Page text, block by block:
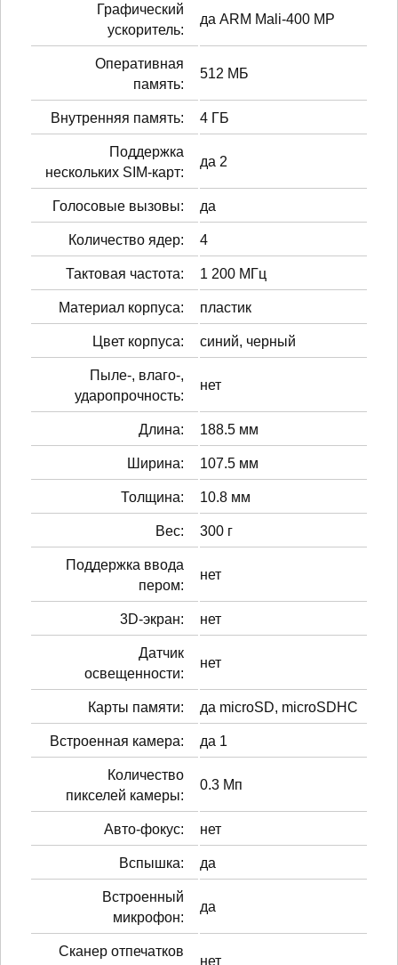
Графический
ускоритель:
да ARM Mali-400 MP
Оперативная
память:
512 МБ
Внутренняя память: 4 ГБ
Поддержка
нескольких SIM-карт:
да 2
Голосовые вызовы: да
Количество ядер: 4
Тактовая частота: 1 200 МГц
Материал корпуса: пластик
Цвет корпуса: синий, черный
Пыле-, влаго-,
ударопрочность:
нет
Длина: 188.5 мм
Ширина: 107.5 мм
Толщина: 10.8 мм
Вес: 300 г
Поддержка ввода
пером:
нет
3D-экран: нет
Датчик
освещенности:
нет
Карты памяти: да microSD, microSDHC
Встроенная камера: да 1
Количество
пикселей камеры:
0.3 Мп
Авто-фокус: нет
Вспышка: да
Встроенный
микрофон:
да
Сканер отпечатков
нет